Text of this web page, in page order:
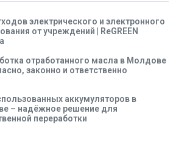
электрического и электронного
от учреждений | ReGREEN
отработанного масла в Молдове
законно и ответственно
аккумуляторов в
– надёжное решение для
переработки